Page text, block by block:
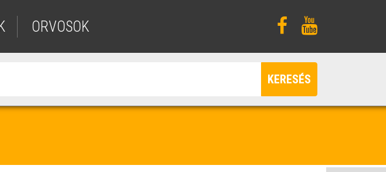
ORVOSOK
KERESÉS